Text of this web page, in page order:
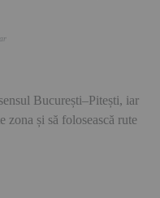
București–Pitești, iar
zona și să folosească rute